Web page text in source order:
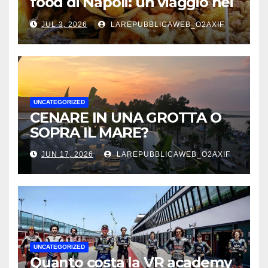
sapori autentici della città
JUL 3, 2026 LAREPUBBLICAWEB_O2AXIF
UNCATEGORIZED
CENARE IN UNA GROTTA O
SOPRA IL MARE?
JUN 17, 2026 LAREPUBBLICAWEB_O2AXIF
UNCATEGORIZED
Quanto costa la VR academy